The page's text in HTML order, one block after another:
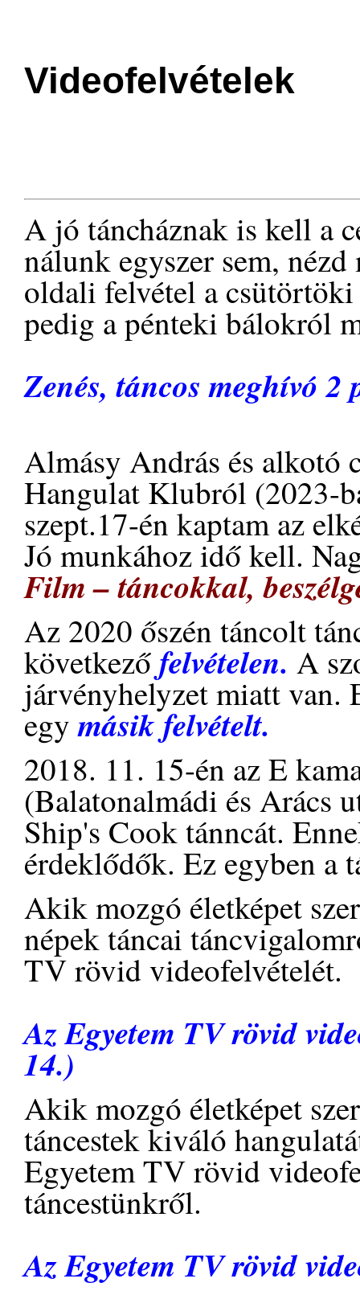
Videofelvételek
A jó táncháznak is kell a
nálunk egyszer sem,
oldali felvétel a
pedig a pénteki bálokról
Zenés, táncos meghívó 2
Almásy András és alkotó
Hangulat Klubról (2023-
szept.17-én kaptam az
Jó munkához idő kell.
Film – táncokkal,
Az 2020 őszén táncolt
következőfelvételen. A
járvényhelyzet miatt van.
egymásik felvételt.
2018. 11. 15-én az E
(Balatonalmádi és Arács
Ship's Cook tánncát.
érdeklődők. Ez egyben a
Akik mozgó életképet
népek táncai
TV rövid videofelvételét.
Az Egyetem TV rövid
14.)
Akik mozgó életképet
táncestek kiváló
Egyetem TV rövid
táncestünkről.
Az Egyetem TV rövid